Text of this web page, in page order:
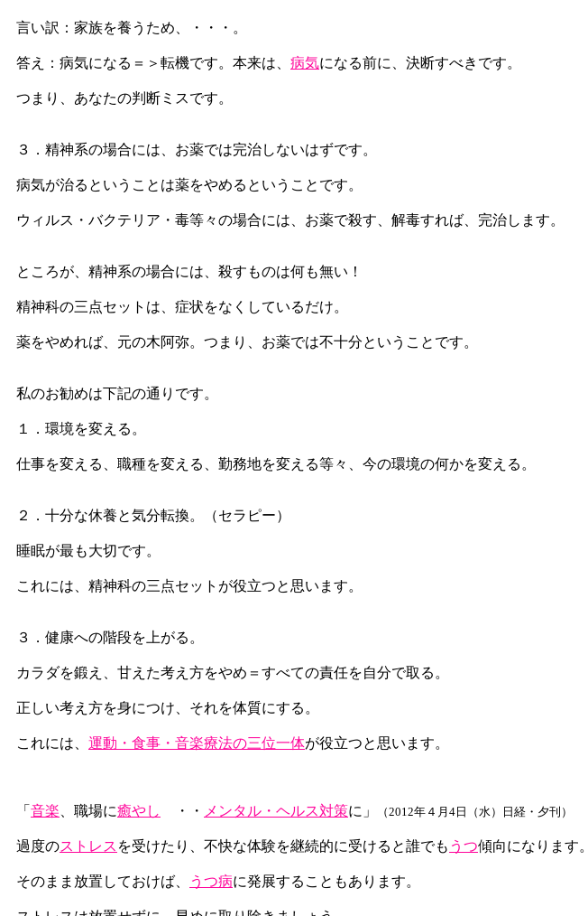
言い訳：家族を養うため、・・・。
答え：病気になる＝＞転機です。本来は、 病気になる前に、決断すべきです。
つまり、あなたの判断ミスです。
３．精神系の場合には、お薬では完治しないはずです。
病気が治るということは薬をやめるということです。
ウィルス・バクテリア・毒等々の場合には、お薬で殺す、解毒すれば、完治します。
ところが、精神系の場合には、殺すものは何も無い！
精神科の三点セットは、症状をなくしているだけ。
薬をやめれば、元の木阿弥。つまり、お薬では不十分ということです。
私のお勧めは下記の通りです。
１．環境を変える。
仕事を変える、職種を変える、勤務地を変える等々、今の環境の何かを変える。
２．十分な休養と気分転換。（セラピー）
睡眠が最も大切です。
これには、精神科の三点セットが役立つと思います。
３．健康への階段を上がる。
カラダを鍛え、甘えた考え方をやめ＝すべての責任を自分で取る。
正しい考え方を身につけ、それを体質にする。
これには、 運動・食事・音楽療法の三位一体が役立つと思います。
「 音楽 、職場に癒やし ・・ メンタル・ヘルス対策に」 （2012年４月4日（水）日経・夕刊）
過度のストレス を受けたり、不快な体験を継続的に受けると誰でも うつ傾向になります。
そのまま放置しておけば、 うつ病に発展することもあります。